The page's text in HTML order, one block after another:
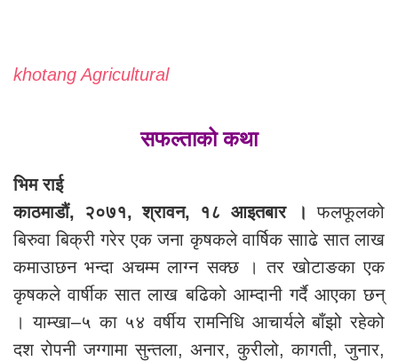
khotang Agricultural
सफल्ताको कथा
भिम राई
काठमाडौं, २०७१, श्रावन, १८ आइतबार । फलफूलको
बिरुवा बिक्री गरेर एक जना कृषकले वार्षिक सााढे सात लाख
कमाउाछन भन्दा अचम्म लाग्न सक्छ । तर खोटाङका एक
कृषकले वार्षीक सात लाख बढिको आम्दानी गर्दै आएका छन्
। याम्खा–५ का ५४ वर्षीय रामनिधि आचार्यले बाँझो रहेको
दश रोपनी जग्गामा सुन्तला, अनार, कुरीलो, कागती, जुनार,